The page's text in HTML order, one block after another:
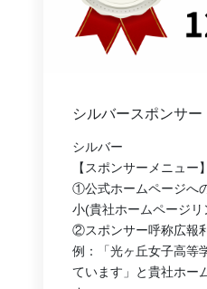
シルバースポンサー
シルバー
【スポンサーメニュー】
①公式ホームページへ
小(貴社ホームページリ
②スポンサー呼称広報
例：「光ヶ丘女子高等
ています」と貴社ホー